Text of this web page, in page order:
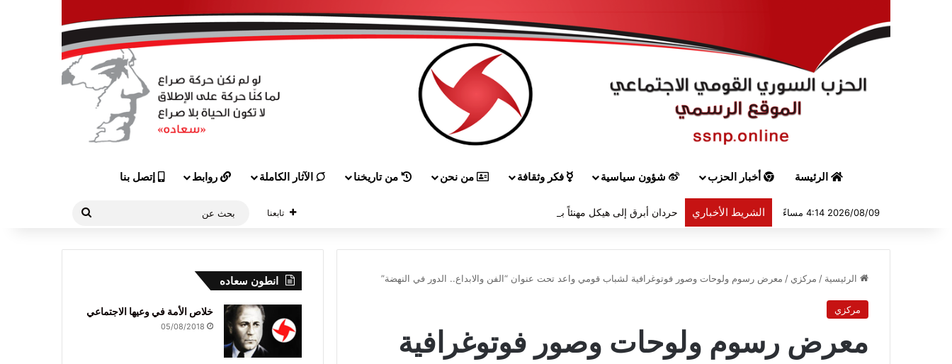
الرئيسة أخبار الحزب شؤون سياسية فكر وثقافة من نحن من تاريخنا الآثار الكاملة روابط إتصل بنا
2026/08/09 4:14 مساءً الشريط الأخباري حردان أبرق إلى هيكل مهنئاً بمناسبة عيد الجيش تابعنا
الرئيسية / مركزي / معرض رسوم ولوحات وصور فوتوغرافية لشباب قومي واعد تحت عنوان “الفن والابداع.. الدور في النهضة”
مركزي
معرض رسوم ولوحات وصور فوتوغرافية
انطون سعاده
خلاص الأمة في وعيها الاجتماعي
05/08/2018